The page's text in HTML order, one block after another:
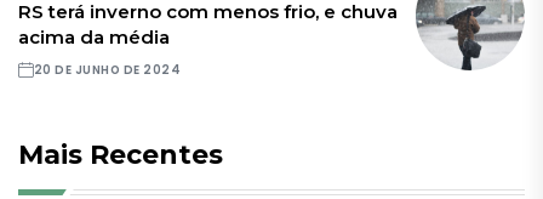
RS terá inverno com menos frio, e chuva
acima da média
20 DE JUNHO DE 2024
Mais Recentes